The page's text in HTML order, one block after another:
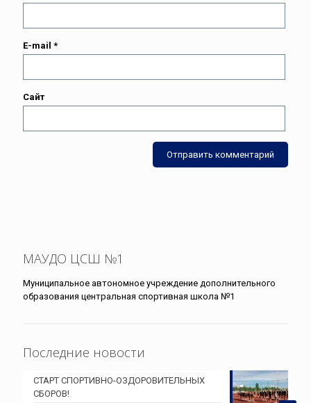
E-mail *
Сайт
МАУДО ЦСШ №1
Муниципальное автономное учреждение дополнительного
образования центральная спортивная школа №1
Последние новости
СТАРТ СПОРТИВНО-ОЗДОРОВИТЕЛЬНЫХ
СБОРОВ!